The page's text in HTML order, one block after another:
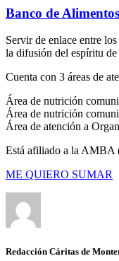
Banco de Alimentos
Servir de enlace entre
la difusión del espíritu de
Cuenta con 3 áreas de
Área de nutrición
Área de nutrición
Área de atención a
Está afiliado a la AMBA
ME QUIERO SUMAR
Redacción Cáritas de